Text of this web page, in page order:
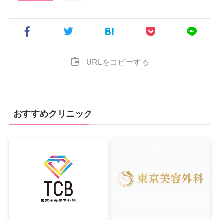
URLをコピーする
おすすめクリニック